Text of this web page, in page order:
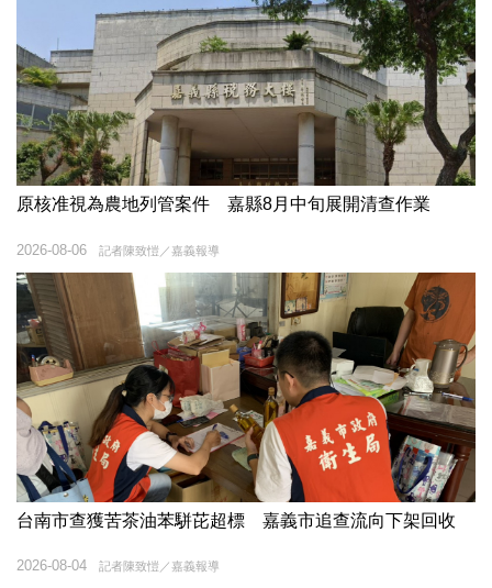
原核准視為農地列管案件 嘉縣8月中旬展開清查作業
記者陳致愷／嘉義報導
2026-08-06
台南市查獲苦茶油苯駢芘超標 嘉義市追查流向下架回收
記者陳致愷／嘉義報導
2026-08-04